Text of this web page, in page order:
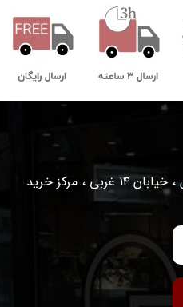
📍خوزستان ، اهواز ، کیانپارس ، خیابان ۱۴ غربی ، مرکز خرید